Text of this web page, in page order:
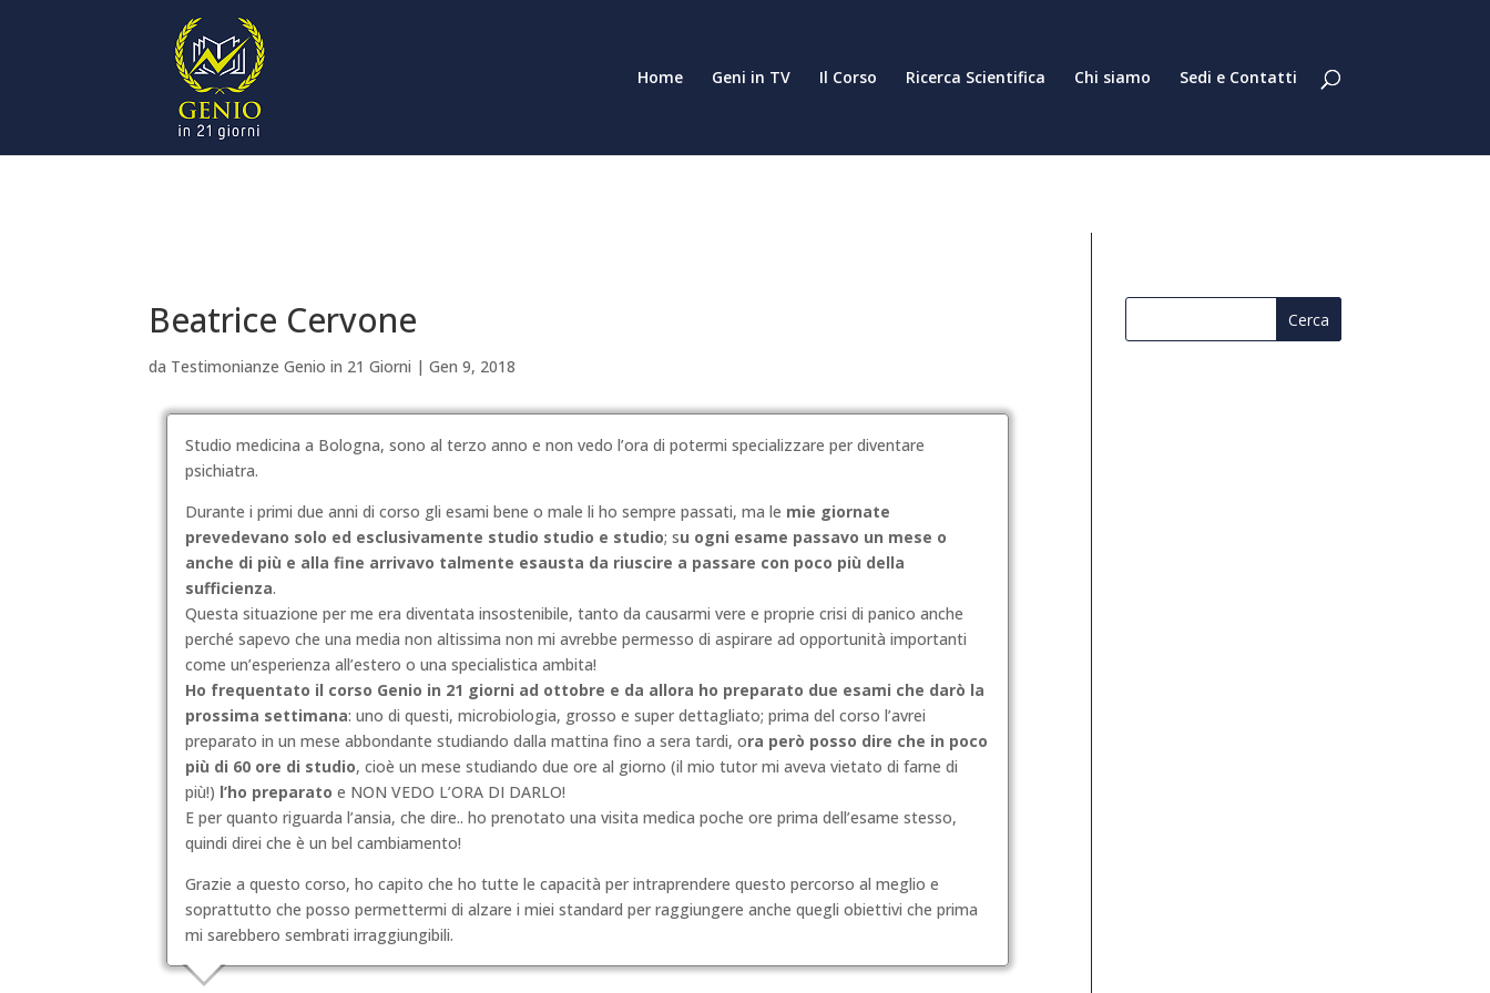
Home Geni in TV Il Corso Ricerca Scientifica Chi siamo Sedi e Contatti
Beatrice Cervone
da Testimonianze Genio in 21 Giorni |Gen 9, 2018
Studio medicina a Bologna, sono al terzo anno e non vedo l’ora di potermi specializzare per diventare
psichiatra.
Durante i primi due anni di corso gli esami bene o male li ho sempre passati, ma le mie giornate
prevedevano solo ed esclusivamente studio studio e studio; su ogni esame passavo un mese o
anche di più e alla fine arrivavo talmente esausta da riuscire a passare con poco più della
sufficienza.
Questa situazione per me era diventata insostenibile, tanto da causarmi vere e proprie crisi di panico anche
perché sapevo che una media non altissima non mi avrebbe permesso di aspirare ad opportunità importanti
come un’esperienza all’estero o una specialistica ambita!
Ho frequentato il corso Genio in 21 giorni ad ottobre e da allora ho preparato due esami che darò la
prossima settimana: uno di questi, microbiologia, grosso e super dettagliato; prima del corso l’avrei
preparato in un mese abbondante studiando dalla mattina fino a sera tardi, ora però posso dire che in poco
più di 60 ore di studio, cioè un mese studiando due ore al giorno (il mio tutor mi aveva vietato di farne di
più!) l’ho preparato e NON VEDO L’ORA DI DARLO!
E per quanto riguarda l’ansia, che dire.. ho prenotato una visita medica poche ore prima dell’esame stesso,
quindi direi che è un bel cambiamento!
Grazie a questo corso, ho capito che ho tutte le capacità per intraprendere questo percorso al meglio e
soprattutto che posso permettermi di alzare i miei standard per raggiungere anche quegli obiettivi che prima
mi sarebbero sembrati irraggiungibili.